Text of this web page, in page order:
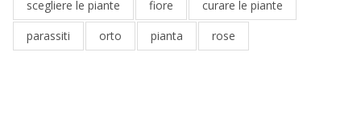
scegliere le piante
fiore
curare le piante
parassiti
orto pianta rose